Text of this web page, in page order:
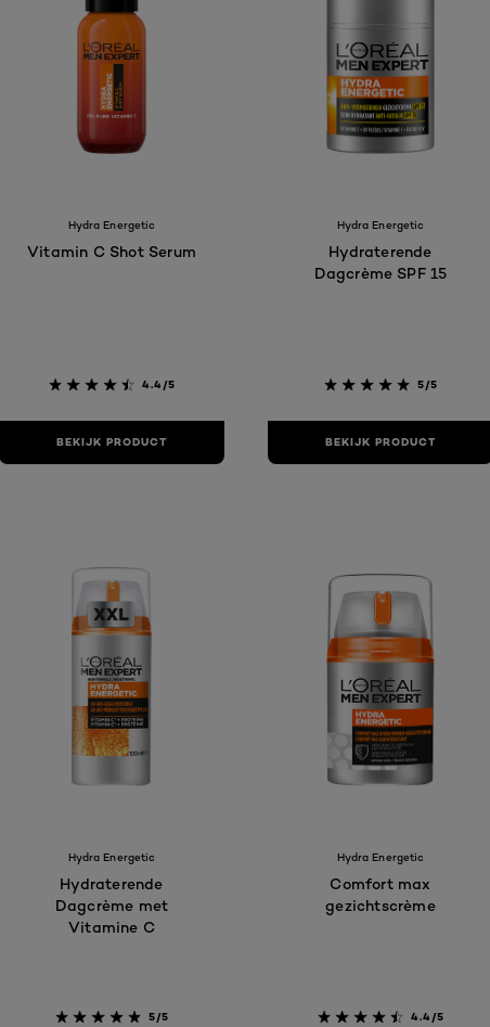
Hydra Energetic
Vitamin C Shot Serum
4.4/5
BEKIJK PRODUCT
Hydra Energetic
Hydraterende
Dagcrème SPF 15
5/5
BEKIJK PRODUCT
Hydra Energetic
Hydraterende
Dagcrème met
Vitamine C
5/5
Hydra Energetic
Comfort max
gezichtscrème
4.4/5